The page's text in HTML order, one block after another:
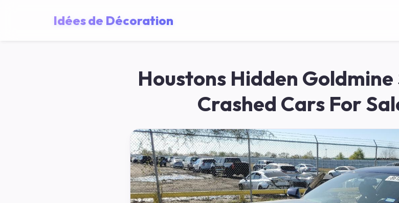
Idées de Décoration
Houstons Hidden Goldmine
Crashed Cars For